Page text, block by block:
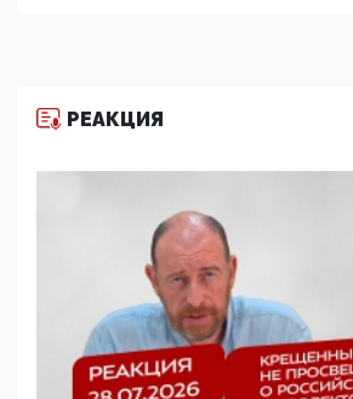
11:53, 09 Июня 2026
деятельность ИИТО ЮНЕСКО в
цифроглобалисты продолжают
повестку в образовании
09:43, 01 Июня 2026
5G за счет здоровья граждан:
отобрать у регионов и
защищать жилые дома и
05:58, 26 Мая 2026
РЕАКЦИЯ